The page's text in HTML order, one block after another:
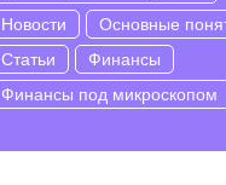
Новости
Основные
Статьи
Финансы
Финансы под микроскопом